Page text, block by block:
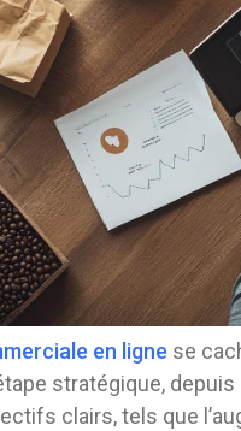
en ligne se
stratégique, depuis
clairs, tels que